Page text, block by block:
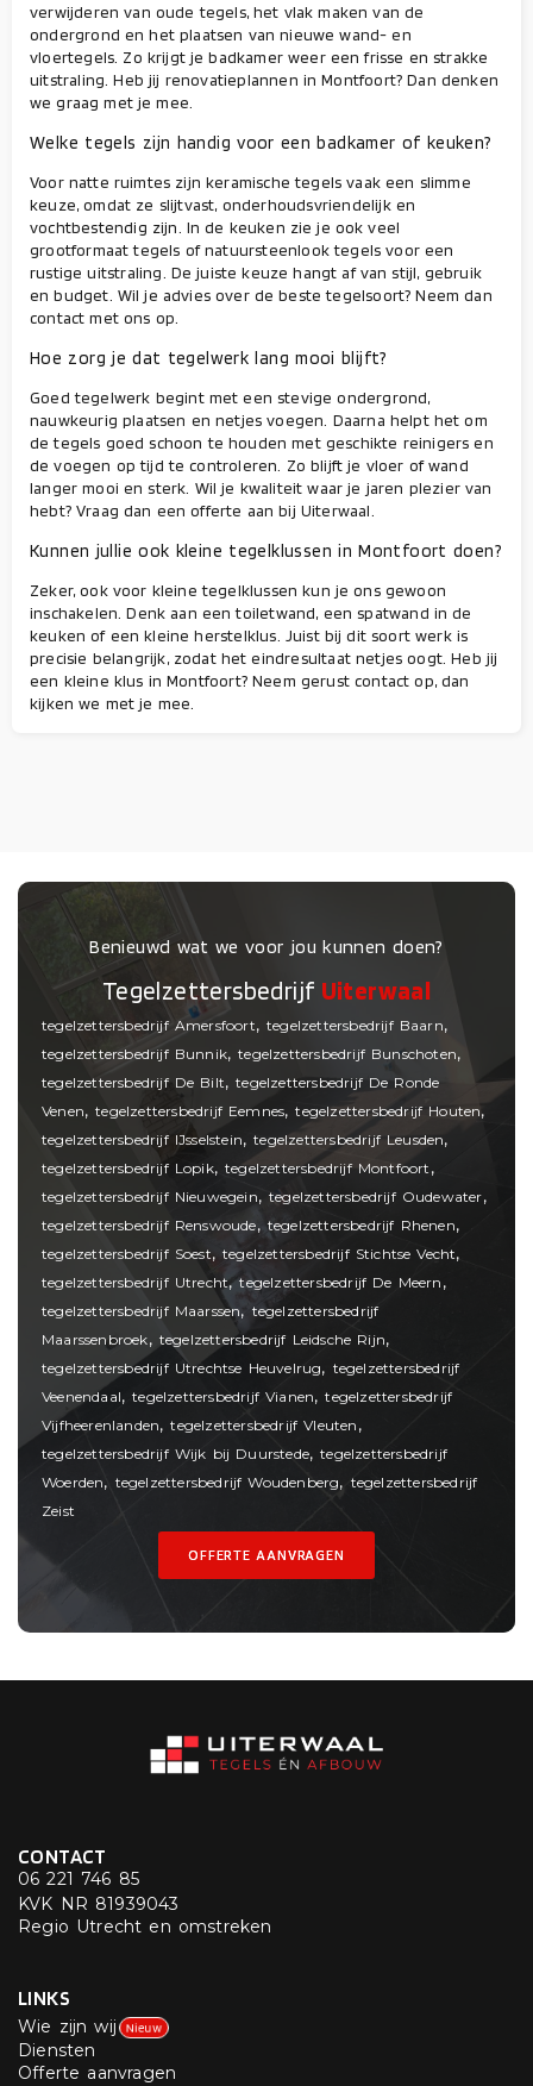
verwijderen van oude tegels, het vlak maken van de
ondergrond en het plaatsen van nieuwe wand- en
vloertegels. Zo krijgt je badkamer weer een frisse en strakke
uitstraling. Heb jij renovatieplannen in Montfoort? Dan denken
we graag met je mee.
Welke tegels zijn handig voor een badkamer of keuken?
Voor natte ruimtes zijn keramische tegels vaak een slimme
keuze, omdat ze slijtvast, onderhoudsvriendelijk en
vochtbestendig zijn. In de keuken zie je ook veel
grootformaat tegels of natuursteenlook tegels voor een
rustige uitstraling. De juiste keuze hangt af van stijl, gebruik
en budget. Wil je advies over de beste tegelsoort? Neem dan
contact met ons op.
Hoe zorg je dat tegelwerk lang mooi blijft?
Goed tegelwerk begint met een stevige ondergrond,
nauwkeurig plaatsen en netjes voegen. Daarna helpt het om
de tegels goed schoon te houden met geschikte reinigers en
de voegen op tijd te controleren. Zo blijft je vloer of wand
langer mooi en sterk. Wil je kwaliteit waar je jaren plezier van
hebt? Vraag dan een offerte aan bij Uiterwaal.
Kunnen jullie ook kleine tegelklussen in Montfoort doen?
Zeker, ook voor kleine tegelklussen kun je ons gewoon
inschakelen. Denk aan een toiletwand, een spatwand in de
keuken of een kleine herstelklus. Juist bij dit soort werk is
precisie belangrijk, zodat het eindresultaat netjes oogt. Heb jij
een kleine klus in Montfoort? Neem gerust contact op, dan
kijken we met je mee.
Benieuwd wat we voor jou kunnen doen?
Tegelzettersbedrijf Uiterwaal
tegelzettersbedrijf Amersfoort,tegelzettersbedrijf Baarn,
tegelzettersbedrijf Bunnik,tegelzettersbedrijf Bunschoten,
tegelzettersbedrijf De Bilt,tegelzettersbedrijf De Ronde
Venen,tegelzettersbedrijf Eemnes,tegelzettersbedrijf Houten,
tegelzettersbedrijf IJsselstein,tegelzettersbedrijf Leusden,
tegelzettersbedrijf Lopik,tegelzettersbedrijf Montfoort ,
tegelzettersbedrijf Nieuwegein,tegelzettersbedrijf Oudewater,
tegelzettersbedrijf Renswoude,tegelzettersbedrijf Rhenen,
tegelzettersbedrijf Soest,tegelzettersbedrijf Stichtse Vecht,
tegelzettersbedrijf Utrecht,tegelzettersbedrijf De Meern ,
tegelzettersbedrijf Maarssen, tegelzettersbedrijf
Maarssenbroek, tegelzettersbedrijf Leidsche Rijn,
tegelzettersbedrijf Utrechtse Heuvelrug, tegelzettersbedrijf
Veenendaal,tegelzettersbedrijf Vianen,tegelzettersbedrijf
Vijfheerenlanden,tegelzettersbedrijf Vleuten ,
tegelzettersbedrijf Wijk bij Duurstede,tegelzettersbedrijf
Woerden, tegelzettersbedrijf Woudenberg, tegelzettersbedrijf
Zeist
OFFERTE AANVRAGEN
CONTACT
06 221 746 85
KVK NR 81939043
Regio Utrecht en omstreken
LINKS
Wie zijn wij Nieuw
Diensten
Offerte aanvragen